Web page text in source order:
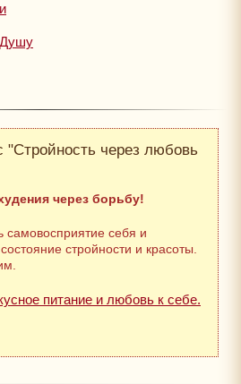
Душу
"Стройность через любовь
через борьбу!
самовосприятие себя и
стройности и красоты.
питание и любовь к себе.